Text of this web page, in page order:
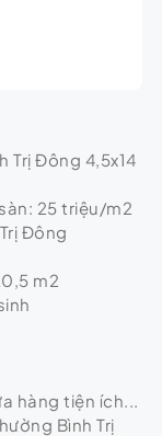
Trị Đông 4,5x14
25 triệu/m2
Đông
m2
hàng tiện ích...
Bình Trị